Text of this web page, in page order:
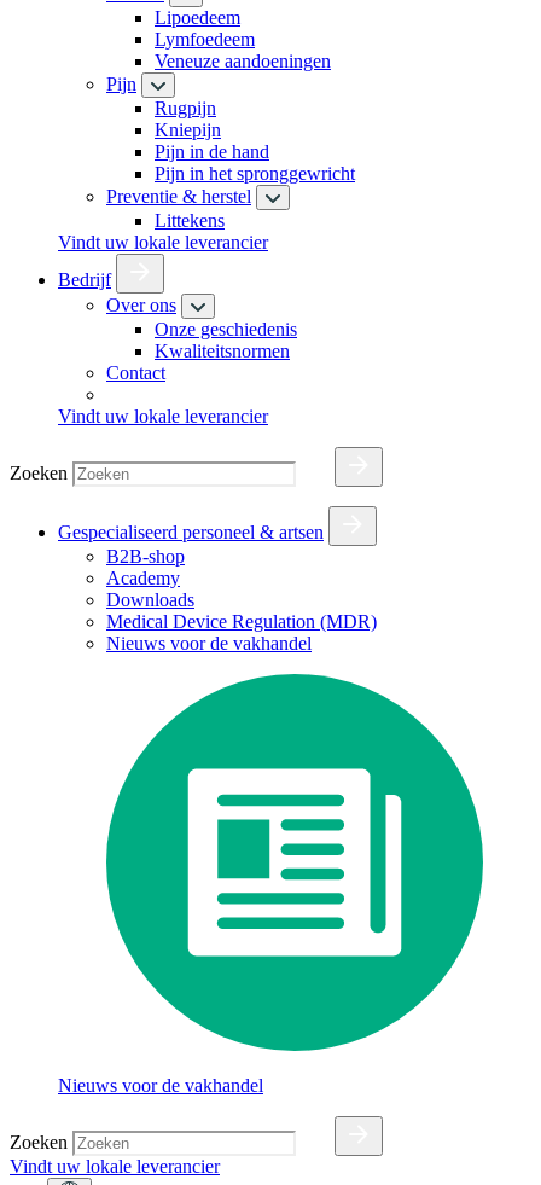
Lipoedeem
Lymfoedeem
Veneuze aandoeningen
Pijn
Rugpijn
Kniepijn
Pijn in de hand
Pijn in het spronggewricht
Preventie & herstel
Littekens
Vindt uw lokale leverancier
Bedrijf
Over ons
Onze geschiedenis
Kwaliteitsnormen
Contact
Vindt uw lokale leverancier
Zoeken
Gespecialiseerd personeel & artsen
B2B-shop
Academy
Downloads
Medical Device Regulation (MDR)
Nieuws voor de vakhandel
Nieuws voor de vakhandel
Zoeken
Vindt uw lokale leverancier